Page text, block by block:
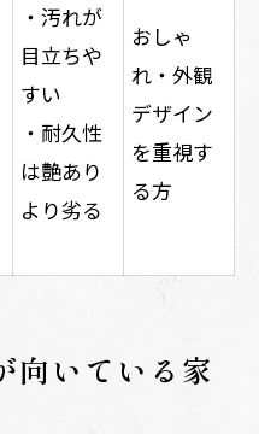
・汚れが
目立ちや
すい
・耐久性
は艶あり
より劣る
おしゃ
れ・外観
デザイン
を重視す
る方
向いている家